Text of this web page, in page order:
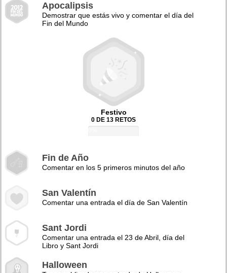
Apocalipsis
Demostrar que estás vivo y comentar el día del
Fin del Mundo
Festivo
0 DE 13 RETOS
Fin de Año
Comentar en los 5 primeros minutos del año
San Valentín
Comentar una entrada el día de San Valentín
Sant Jordi
Comentar una entrada el 23 de Abril, día del
Libro y Sant Jordi
Halloween